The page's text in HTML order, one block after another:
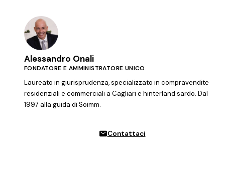
Alessandro Onali
FONDATORE E AMMINISTRATORE UNICO
Laureato in giurisprudenza, specializzato in compravendite
residenziali e commerciali a Cagliari e hinterland sardo. Dal
1997 alla guida di Soimm.
Contattaci